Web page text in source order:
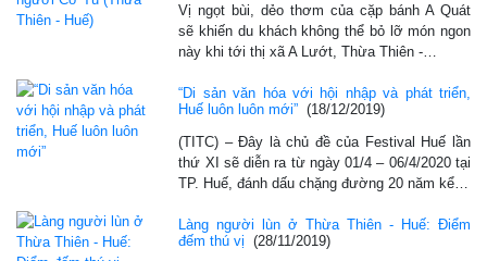
Vị ngọt bùi, dẻo thơm của cặp bánh A Quát
sẽ khiến du khách không thể bỏ lỡ món ngon
này khi tới thị xã A Lướt, Thừa Thiên -…
“Di sản văn hóa với hội nhập và phát triển,
Huế luôn luôn mới” (18/12/2019)
(TITC) – Đây là chủ đề của Festival Huế lần
thứ XI sẽ diễn ra từ ngày 01/4 – 06/4/2020 tại
TP. Huế, đánh dấu chặng đường 20 năm kể…
Làng người lùn ở Thừa Thiên - Huế: Điểm
đếm thú vị
(28/11/2019)